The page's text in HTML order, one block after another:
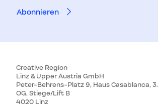
Creative Region
Linz & Upper Austria GmbH
Peter-Behrens-Platz 9, Haus Casablanca, 3.
OG, Stiege/Lift B
4020 Linz